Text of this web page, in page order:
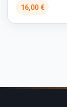
16,00 €